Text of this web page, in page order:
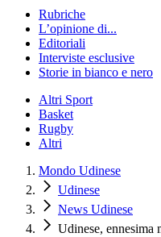
Rubriche
L’opinione di...
Editoriali
Interviste esclusive
Storie in bianco e nero
Altri Sport
Basket
Rugby
Altri
Mondo Udinese
Udinese
News Udinese
Udinese, ennesima